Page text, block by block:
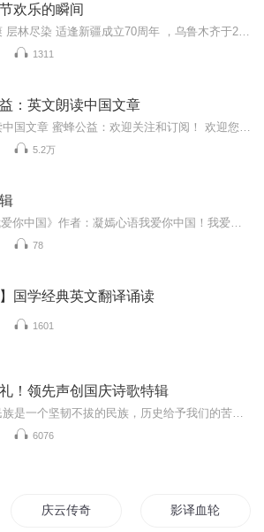
欢乐的瞬间
1311
：英文朗读中国文章
5.2万
78
】国学经典英文翻译诵读
1601
！领先声创国庆诗歌特辑
6076
庆云传奇 影译血轮